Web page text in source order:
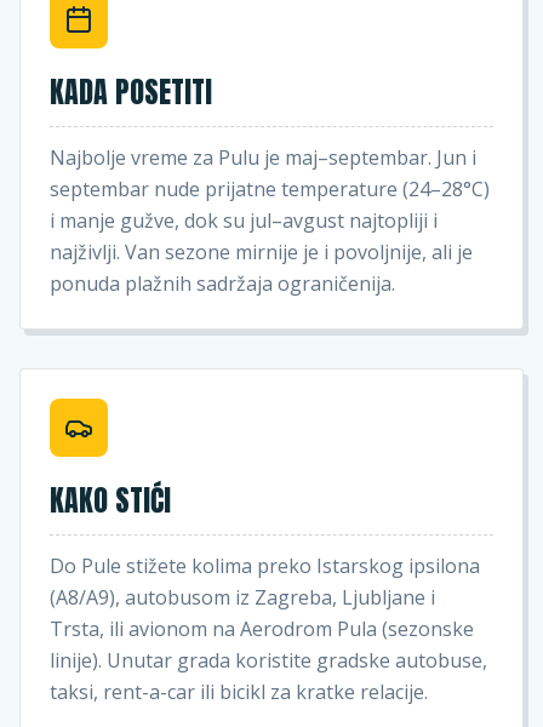
KADA POSETITI
Najbolje vreme za Pulu je maj–septembar. Jun i
septembar nude prijatne temperature (24–28°C)
i manje gužve, dok su jul–avgust najtopliji i
najživlji. Van sezone mirnije je i povoljnije, ali je
ponuda plažnih sadržaja ograničenija.
KAKO STIĆI
Do Pule stižete kolima preko Istarskog ipsilona
(A8/A9), autobusom iz Zagreba, Ljubljane i
Trsta, ili avionom na Aerodrom Pula (sezonske
linije). Unutar grada koristite gradske autobuse,
taksi, rent-a-car ili bicikl za kratke relacije.